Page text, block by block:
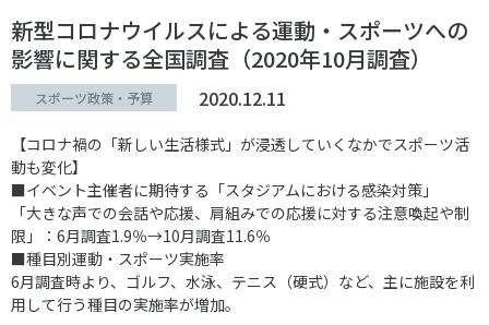
新型コロナウイルスによる運動・スポーツへの
影響に関する全国調査（2020年10月調査）
スポーツ政策・予算 2020.12.11
【コロナ禍の「新しい生活様式」が浸透していくなかでスポーツ活
動も変化】
■イベント主催者に期待する「スタジアムにおける感染対策」
「大きな声での会話や応援、肩組みでの応援に対する注意喚起や制
限」：6月調査1.9％→10月調査11.6％
■種目別運動・スポーツ実施率
6月調査時より、ゴルフ、水泳、テニス（硬式）など、主に施設を利
用して行う種目の実施率が増加。